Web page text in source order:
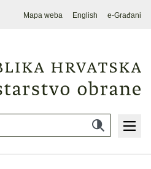
Mapa weba English e-Građani